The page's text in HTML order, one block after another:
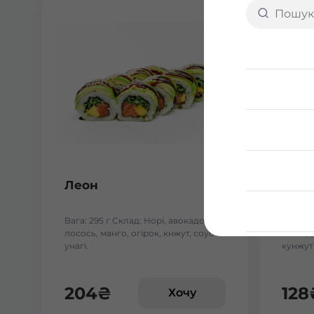
Леон
Вага: 295 г Склад: Норі, авокадо,
лосось, манго, огірок, кнжут, соус
унагі.
204₴ Хочу
Вага:
кунжут
128